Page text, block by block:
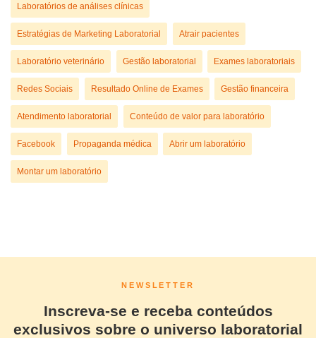
Laboratórios de análises clínicas
Estratégias de Marketing Laboratorial Atrair pacientes
Laboratório veterinário Gestão laboratorial Exames laboratoriais
Redes Sociais Resultado Online de Exames Gestão financeira
Atendimento laboratorial Conteúdo de valor para laboratório
Facebook Propaganda médica Abrir um laboratório
Montar um laboratório
NEWSLETTER
Inscreva-se e receba conteúdos
exclusivos sobre o universo laboratorial